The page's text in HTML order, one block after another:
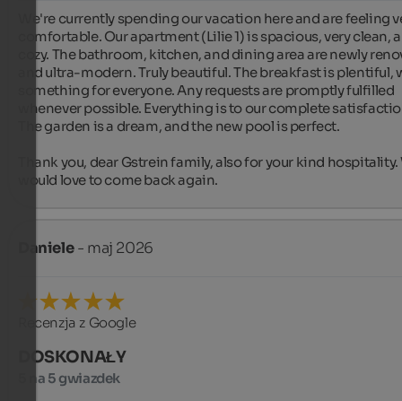
We're currently spending our vacation here and are feeling
comfortable. Our apartment (Lilie 1) is spacious, very clean,
cozy. The bathroom, kitchen, and dining area are newly
and ultra-modern. Truly beautiful. The breakfast is plentiful,
something for everyone. Any requests are promptly fulfilled
whenever possible. Everything is to our complete
The garden is a dream, and the new pool is perfect.
Thank you, dear Gstrein family, also for your kind hospitality.
would love to come back again.
Daniele- maj 2026
Recenzja z Google
DOSKONAŁY
5 na 5 gwiazdek